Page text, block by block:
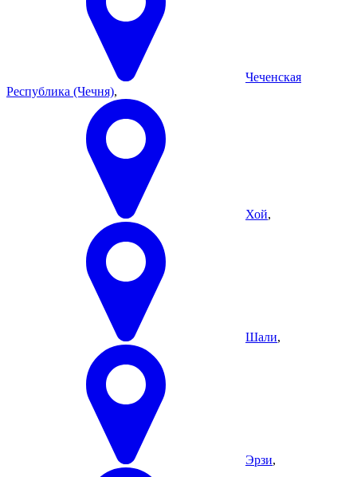
Чеченская
Республика (Чечня),
Хой,
Шали,
Эрзи,